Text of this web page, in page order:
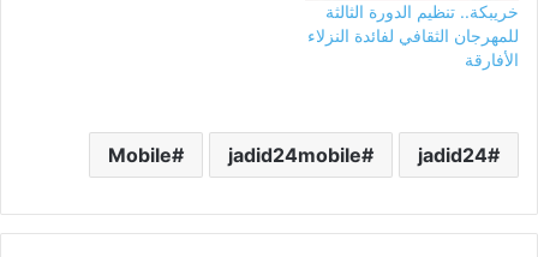
خريبكة.. تنظيم الدورة الثالثة
للمهرجان الثقافي لفائدة النزلاء
الأفارقة
jadid24
jadid24mobile
Mobile